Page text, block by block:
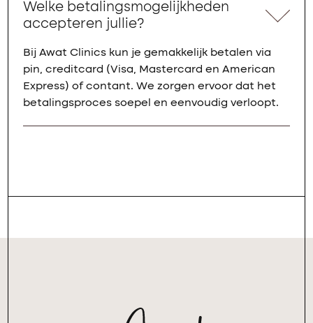
Welke betalingsmogelijkheden
accepteren jullie?
Bij Awat Clinics kun je gemakkelijk betalen via
pin, creditcard (Visa, Mastercard en American
Express) of contant. We zorgen ervoor dat het
betalingsproces soepel en eenvoudig verloopt.